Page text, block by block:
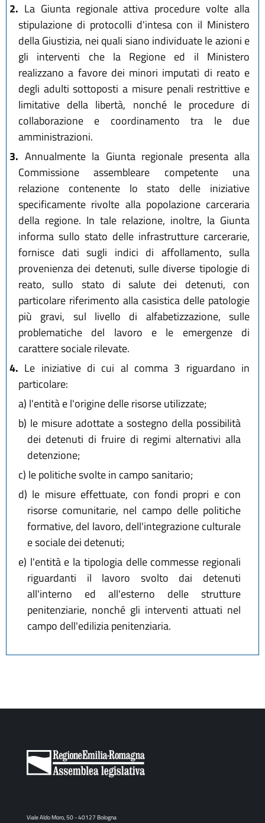
2. La Giunta regionale attiva procedure volte alla
stipulazione di protocolli d'intesa con il Ministero
della Giustizia, nei quali siano individuate le azioni e
gli interventi che la Regione ed il Ministero
realizzano a favore dei minori imputati di reato e
degli adulti sottoposti a misure penali restrittive e
limitative della libertà, nonché le procedure di
collaborazione e coordinamento tra le due
amministrazioni.
3. Annualmente la Giunta regionale presenta alla
Commissione assembleare competente una
relazione contenente lo stato delle iniziative
specificamente rivolte alla popolazione carceraria
della regione. In tale relazione, inoltre, la Giunta
informa sullo stato delle infrastrutture carcerarie,
fornisce dati sugli indici di affollamento, sulla
provenienza dei detenuti, sulle diverse tipologie di
reato, sullo stato di salute dei detenuti, con
particolare riferimento alla casistica delle patologie
più gravi, sul livello di alfabetizzazione, sulle
problematiche del lavoro e le emergenze di
carattere sociale rilevate.
4. Le iniziative di cui al comma 3 riguardano in
particolare:
a) l'entità e l'origine delle risorse utilizzate;
b) le misure adottate a sostegno della possibilità
dei detenuti di fruire di regimi alternativi alla
detenzione;
c) le politiche svolte in campo sanitario;
d) le misure effettuate, con fondi propri e con
risorse comunitarie, nel campo delle politiche
formative, del lavoro, dell'integrazione culturale
e sociale dei detenuti;
e) l'entità e la tipologia delle commesse regionali
riguardanti il lavoro svolto dai detenuti
all'interno ed all'esterno delle strutture
penitenziarie, nonché gli interventi attuati nel
campo dell'edilizia penitenziaria.
Viale Aldo Moro, 50 - 40127 Bologna